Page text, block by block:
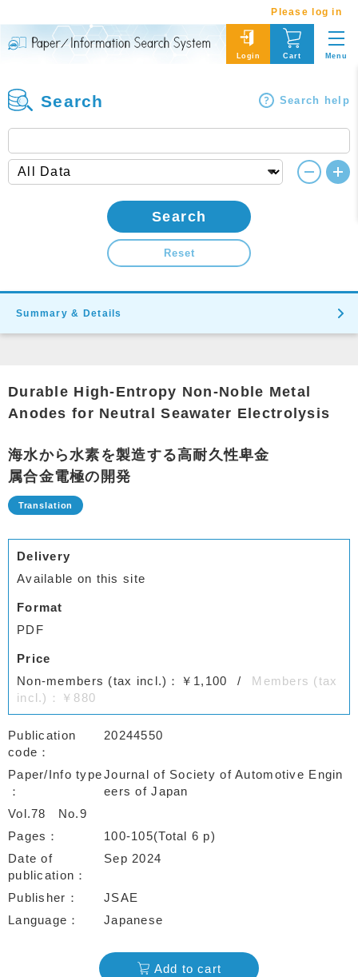
Please log in
Login Cart Menu
Search Search help
Search
Reset
Summary & Details
Durable High-Entropy Non-Noble Metal
Anodes for Neutral Seawater Electrolysis
海水から水素を製造する高耐久性卑金
属合金電極の開発
Delivery
Available on this site
Format
PDF
Price
Non-members (tax incl.)：￥1,100
Members (tax
incl.)：￥880
Publication
code
20244550
Paper/Info typeJournal of Society of Automotive Engin
eers of Japan
Vol.78
No.9
Pages
100-105(Total 6 p)
Date of
publication
Sep 2024
Publisher
JSAE
Language
Japanese
Add to cart